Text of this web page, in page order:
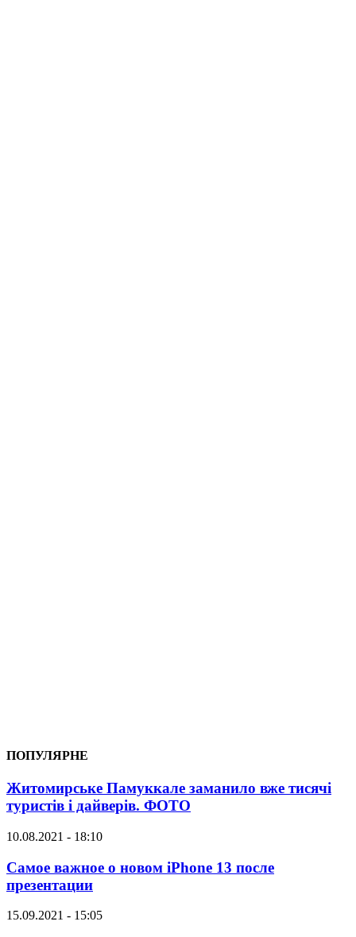
ПОПУЛЯРНЕ
Житомирське Памуккале заманило вже тисячі
туристів і дайверів. ФОТО
10.08.2021 - 18:10
Самое важное о новом iPhone 13 после
презентации
15.09.2021 - 15:05